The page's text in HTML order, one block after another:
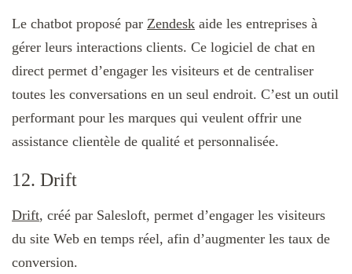
Le chatbot proposé par Zendesk aide les entreprises à
gérer leurs interactions clients. Ce logiciel de chat en
direct permet d’engager les visiteurs et de centraliser
toutes les conversations en un seul endroit. C’est un outil
performant pour les marques qui veulent offrir une
assistance clientèle de qualité et personnalisée.
12. Drift
Drift, créé par Salesloft, permet d’engager les visiteurs
du site Web en temps réel, afin d’augmenter les taux de
conversion.